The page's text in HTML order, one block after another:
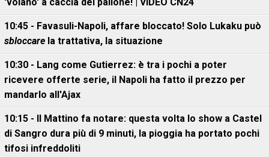
10:45 - Favasuli-Napoli, affare bloccato! Solo Lukaku può
sbloccare la trattativa, la situazione
10:30 - Lang come Gutierrez: è tra i pochi a poter
ricevere offerte serie, il Napoli ha fatto il prezzo per
mandarlo all'Ajax
10:15 - Il Mattino fa notare: questa volta lo show a Castel
di Sangro dura più di 9 minuti, la pioggia ha portato pochi
tifosi infreddoliti